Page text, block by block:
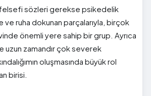
sözleri gerekse psikedelik
ruha dokunan parçalarıyla, birçok
önemli yere sahip bir grup. Ayrıca
uzun zamandır çok severek
oluşmasında büyük rol
birisi.